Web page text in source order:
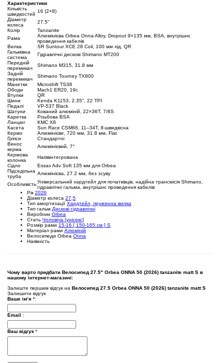
Характеристики
Кількість
швидкостей
16 (2×8)
Діаметр
колеса
27.5"
Колір
Tanzanite
Рама
Алюмінієва Orbea Onna Alloy, Dropout 9×135 мм, BSA, внутрішнє
проведення кабелів
Вилка
SR Suntour XCE 28 Coil, 100 мм хід, QR
Гальмівна
система
Гідравлічні дискові Shimano MT200
Передній
перемикач
Shimano M315, 31.8 мм
Задній
перемикач
Shimano Tourney TX800
Манетки
Microshift TS38
Ободи
Mach1 ER20, 19c
Втулки
QR
Шини
Kenda K1153, 2.35", 22 TPI
Педалі
VP-537 Black
Шатуни
Кований алюміній, 22×36T, 7/8S
Каретка
Різьбова BSA
Ланцюг
KMC X8
Касета
Sun Race CSM66, 11–34T, 8-швидкісна
Кермо
Алюмінієве, 720 мм, 31.8 мм, Flat
Гріпси
Стандартні
Винос
керма
Алюмінієвий, 7°
Кермова
колонка
Напівінтегрована
Сідло
Essax Adv Soft 135 мм для Orbea
Підседільна
труба
Алюмінієва, 27.2 мм, без зсуву
ОсобливістьУніверсальний хардтейл для початківців, надійна трансмісія Shimano,
гідравлічні гальма, внутрішнє проведення кабелів
Рік 2026
Діаметр колеса 27,5
Тип амортизації Хардтейл, пружинна вилка
Тип гальм Дискові гідравлічні
Виробник Orbea
Стать Чоловіча [унісекс]
Розмір рами 15-16 [ 150-165 см ] S
Матеріал рами Алюміній
Велосипеди Orbea Onna
Наявність
Чому варто придбати Велосипед 27.5" Orbea ONNA 50 (2026) tanzanite matt S в
нашому інтернет-магазині:
Залиште першим відгук на Велосипед 27.5 Orbea ONNA 50 (2026) tanzanite matt S
Залишити відгук
Ваше ім’я *:
Email :
Ваш відгук *